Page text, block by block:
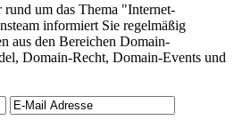
rund um das Thema "Internet-
informiert Sie regelmäßig
aus den Bereichen Domain-
Domain-Recht, Domain-Events und